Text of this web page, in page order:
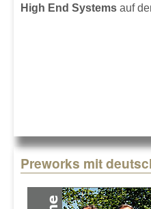
High End Systems auf
Preworks mit